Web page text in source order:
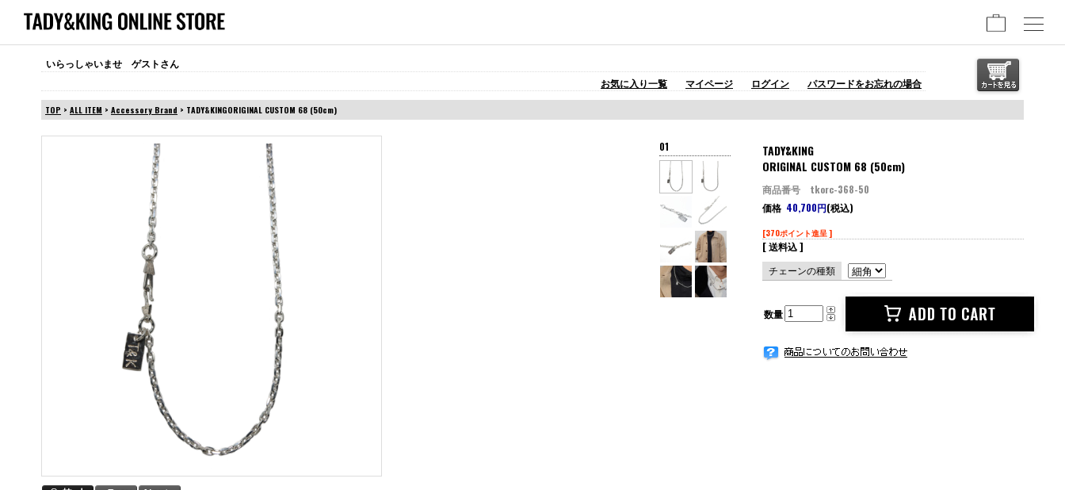
いらっしゃいませ ゲストさん
お気に入り一覧
マイページ ログイン パスワードをお忘れの場合
TOP > ALL ITEM > Accessory Brand > TADY&KINGORIGINAL CUSTOM 68 (50cm)
TADY&KING
ORIGINAL CUSTOM 68 (50cm)
商品番号 tkorc-368-50
価格 40,700円(税込)
[370ポイント進呈 ]
[ 送料込 ]
チェーンの種類
数量
01